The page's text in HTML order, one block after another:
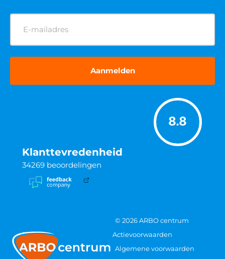
E-
mailadres
(Vereist)
8.8
Klanttevredenheid
34269 beoordelingen
© 2026 ARBO centrum
Actievoorwaarden
Algemene voorwaarden